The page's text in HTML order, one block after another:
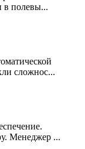
в полевы...
сложнос...
Менеджер ...